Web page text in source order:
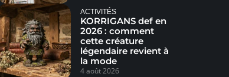
ACTIVITÉS
KORRIGANS def en
2026 : comment
cette créature
légendaire revient à
la mode
4 août 2026